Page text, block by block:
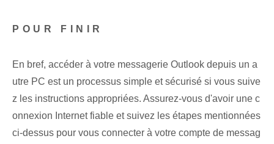
POUR FINIR
En bref, accéder à votre messagerie Outlook depuis un a
utre PC est un processus simple et sécurisé si vous suive
z les instructions appropriées. Assurez-vous d'avoir une c
onnexion Internet fiable et suivez les étapes mentionnées
ci-dessus pour vous connecter à votre compte de messag